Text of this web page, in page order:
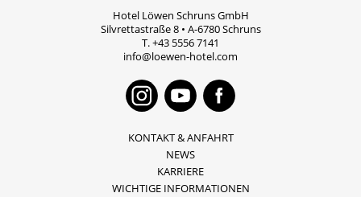
Hotel Löwen Schruns GmbH
Silvrettastraße 8• A-6780Schruns
T.+43 5556 7141
info@loewen-hotel.com
Instagram
Youtube
KONTAKT & ANFAHRT
NEWS
KARRIERE
WICHTIGE INFORMATIONEN